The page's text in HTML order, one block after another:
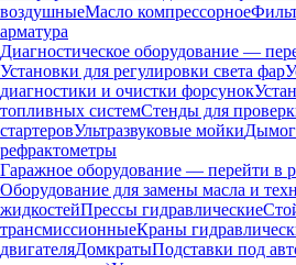
воздушныеМасло компрессорное
арматура
Диагностическое оборудование —
Установки для регулировки света фар
диагностики и очистки форсунок
топливных системСтенды для
стартеровУльтразвуковые мойки
рефрактометры
Гаражное оборудование — перейти в
Оборудование для замены масла и
жидкостейПрессы гидравлические
трансмиссионныеКраны
двигателяДомкратыПодставки под